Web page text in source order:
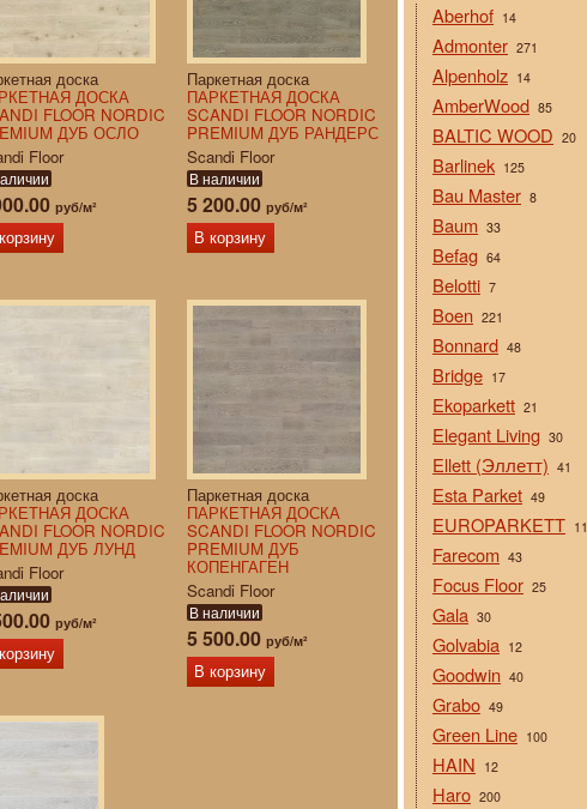
доска
ДОСКА
FLOOR NORDIC
ДУБ ОСЛО
Floor
руб/м²
Паркетная доска
ПАРКЕТНАЯ ДОСКА
SCANDI FLOOR NORDIC
PREMIUM ДУБ РАНДЕРС
Scandi Floor
В наличии
5 200.00 руб/м²
В корзину
доска
ДОСКА
FLOOR NORDIC
ДУБ ЛУНД
Floor
руб/м²
Паркетная доска
ПАРКЕТНАЯ ДОСКА
SCANDI FLOOR NORDIC
PREMIUM ДУБ
КОПЕНГАГЕН
Scandi Floor
В наличии
5 500.00 руб/м²
В корзину
Aberhof 14
Admonter 271
Alpenholz 14
AmberWood 85
BALTIC WOOD 20
Barlinek 125
Bau Master 8
Baum 33
Befag 64
Belotti 7
Boen 221
Bonnard 48
Bridge 17
Ekoparkett 21
Elegant Living 30
Ellett (Эллетт) 41
Esta Parket 49
EUROPARKETT 11
Farecom 43
Focus Floor 25
Gala 30
Golvabia 12
Goodwin 40
Grabo 49
Green Line 100
HAIN 12
Haro 200